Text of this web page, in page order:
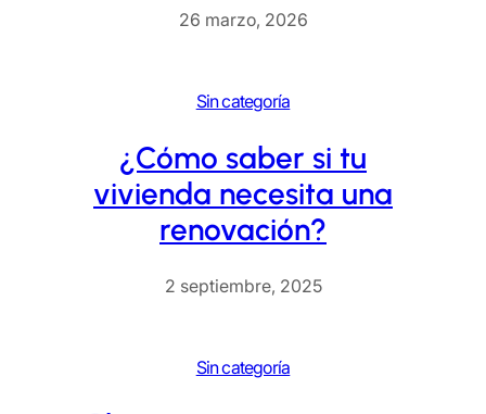
26 marzo, 2026
Sin categoría
¿Cómo saber si tu
vivienda necesita una
renovación?
2 septiembre, 2025
Sin categoría